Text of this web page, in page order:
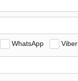
WhatsApp Viber